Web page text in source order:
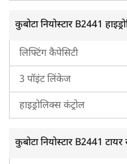
कुबोटा नियोस्टार B2441 के
ट्रैक्टरकारवां को क्यों चुनें?
कुबोटा नियोस्टार B2441
ट्रैक्टरकारवां सबसे बड़ा डिजिटल
कीमत, फीचर्स, स्पेक्स वगैरह के
अलावा, हमारे पास ट्रैक्टर
लोन प्रोसेस के बारे में पूरी
बेहतर समझने के लिए कुबोटा
ट्रैक्टर के बारे में कोई जानकारी
कुबोटा नियोस्टार B2441
लिफ्टिंग कैपेसिटी
3 पॉइंट लिंकेज
हाइड्रोलिक्स कंट्रोल
कुबोटा नियोस्टार B2441